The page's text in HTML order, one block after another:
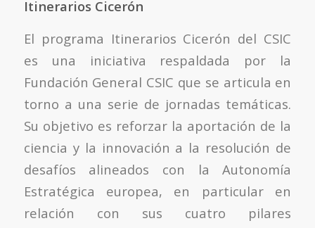
Itinerarios Cicerón
El programa Itinerarios Cicerón del CSIC
es una iniciativa respaldada por la
Fundación General CSIC que se articula en
torno a una serie de jornadas temáticas.
Su objetivo es reforzar la aportación de la
ciencia y la innovación a la resolución de
desafíos alineados con la Autonomía
Estratégica europea, en particular en
relación con sus cuatro pilares